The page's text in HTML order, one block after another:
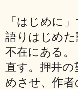
「はじめに
語りはじめ
不在にある
直す。押井
めさせ、作